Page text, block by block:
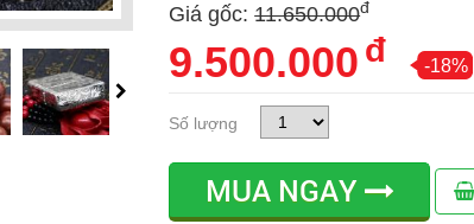
Giá gốc: 11.650.000đ
9.500.000 đ -18%
Số lượng
MUA NGAY